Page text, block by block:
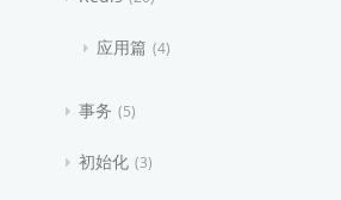
应用篇 4
事务 5
初始化 3